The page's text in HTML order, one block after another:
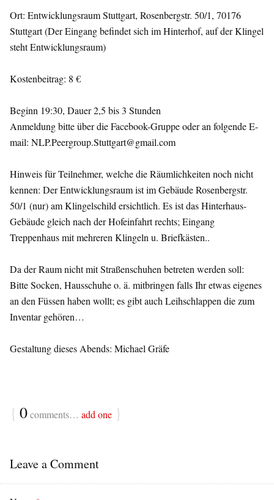
Ort: Entwicklungsraum Stuttgart, Rosenbergstr. 50/1, 70176
Stuttgart (Der Eingang befindet sich im Hinterhof, auf der Klingel
steht Entwicklungsraum)
Kostenbeitrag: 8 €
Beginn 19:30, Dauer 2,5 bis 3 Stunden
Anmeldung bitte über die Facebook-Gruppe oder an folgende E-
mail: NLP.Peergroup.Stuttgart@gmail.com
Hinweis für Teilnehmer, welche die Räumlichkeiten noch nicht
kennen: Der Entwicklungsraum ist im Gebäude Rosenbergstr.
50/1 (nur) am Klingelschild ersichtlich. Es ist das Hinterhaus-
Gebäude gleich nach der Hofeinfahrt rechts; Eingang
Treppenhaus mit mehreren Klingeln u. Briefkästen..
Da der Raum nicht mit Straßenschuhen betreten werden soll:
Bitte Socken, Hausschuhe o. ä. mitbringen falls Ihr etwas eigenes
an den Füssen haben wollt; es gibt auch Leihschlappen die zum
Inventar gehören…
Gestaltung dieses Abends: Michael Gräfe
{ 0comments… add one }
Leave a Comment